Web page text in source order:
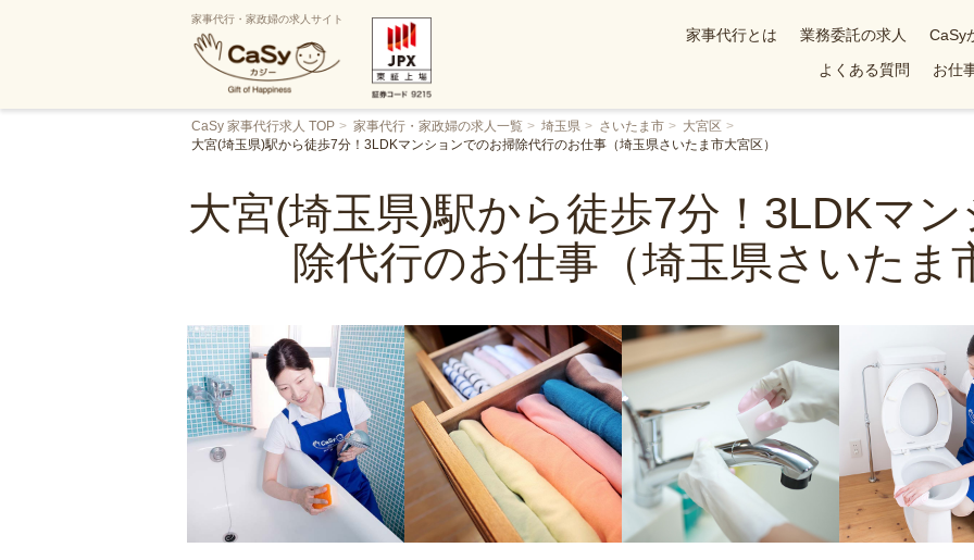
家事代行・家政婦の求人サイト
家事代行とは 業務委託の求人 CaSy
よくある質問
お仕
CaSy 家事代行求人 TOP 家事代行・家政婦の求人一覧 埼玉県 さいたま市
大宮区
大宮(埼玉県)駅から徒歩7分！3LDKマンションでのお掃除代行のお仕事（埼玉県さいたま市大宮区）
大宮(埼玉県)駅から徒歩7分！3LDKマ
除代行のお仕事（埼玉県さいたま